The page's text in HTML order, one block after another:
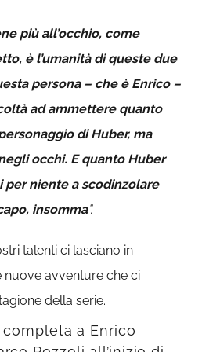
più all’occhio, come
è l’umanità di queste due
persona – che è Enrico –
ad ammettere quanto
di Huber, ma
occhi. E quanto Huber
per niente a scodinzolare
insomma”.
talenti ci lasciano in
nuove avventure che ci
della serie.
completa a Enrico